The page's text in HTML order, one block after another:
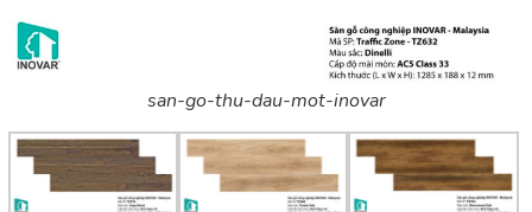
san-go-thu-dau-mot-inovar